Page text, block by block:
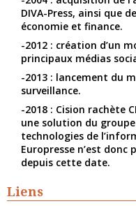
DIVA-Press, ainsi que
économie et finance.
-2012 : création d’un
principaux médias
-2013 : lancement du
surveillance.
-2018 : Cision rachète
une solution du
technologies de
Europresse n’est
depuis cette date.
Liens